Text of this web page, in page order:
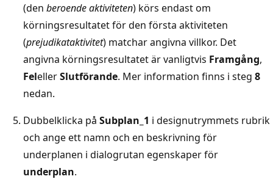
(den beroende aktiviteten) körs endast om
körningsresultatet för den första aktiviteten
(prejudikataktivitet) matchar angivna villkor. Det
angivna körningsresultatet är vanligtvis Framgång,
FelellerSlutförande. Mer information finns i steg 8
nedan.
Dubbelklicka på Subplan_1 i designutrymmets rubrik
och ange ett namn och en beskrivning för
underplanen i dialogrutan egenskaper för
underplan.